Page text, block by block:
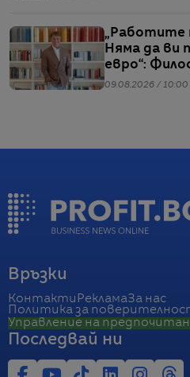
„Работите
Няма да ви
евро“:
Кучинели
09.08.2026 / 10:00
Връзки
Контакти РекламаЗа нас
Политика за
Управление на
Последвай ни